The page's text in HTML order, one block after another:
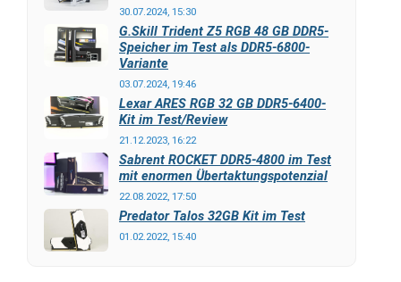
30.07.2024, 15:30
G.Skill Trident Z5 RGB 48 GB DDR5-
Speicher im Test als DDR5-6800-
Variante
03.07.2024, 19:46
Lexar ARES RGB 32 GB DDR5-6400-
Kit im Test/Review
21.12.2023, 16:22
Sabrent ROCKET DDR5-4800 im Test
mit enormen Übertaktungspotenzial
22.08.2022, 17:50
Predator Talos 32GB Kit im Test
01.02.2022, 15:40